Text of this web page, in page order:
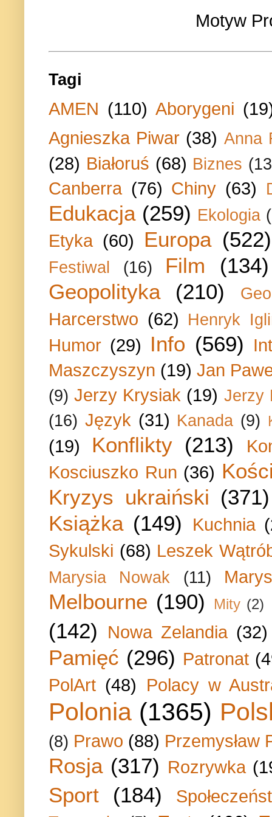
Motyw
Tagi
AMEN (110) Aborygeni
Agnieszka Piwar (38) Anna
(28) Białoruś (68) Biznes
Canberra (76) Chiny (63)
Edukacja (259) Ekologia
Etyka (60) Europa (522)
Festiwal (16) Film
(134)
Geopolityka
(210)
Harcerstwo (62) Henryk
Humor (29) Info (569)
Maszczyszyn (19) Jan
(9) Jerzy Krysiak (19) Jerzy
(16) Język (31) Kanada (9)
(19) Konflikty (213)
Kosciuszko Run (36)
Kryzys ukraiński (371)
Książka (149) Kuchnia
Sykulski (68) Leszek
Marysia Nowak (11)
Melbourne (190) Mity (2)
(142) Nowa Zelandia (32)
Pamięć (296) Patronat
PolArt (48) Polacy w
Polonia (1365)
(8) Prawo (88) Przemysław
Rosja (317) Rozrywka
Sport (184)